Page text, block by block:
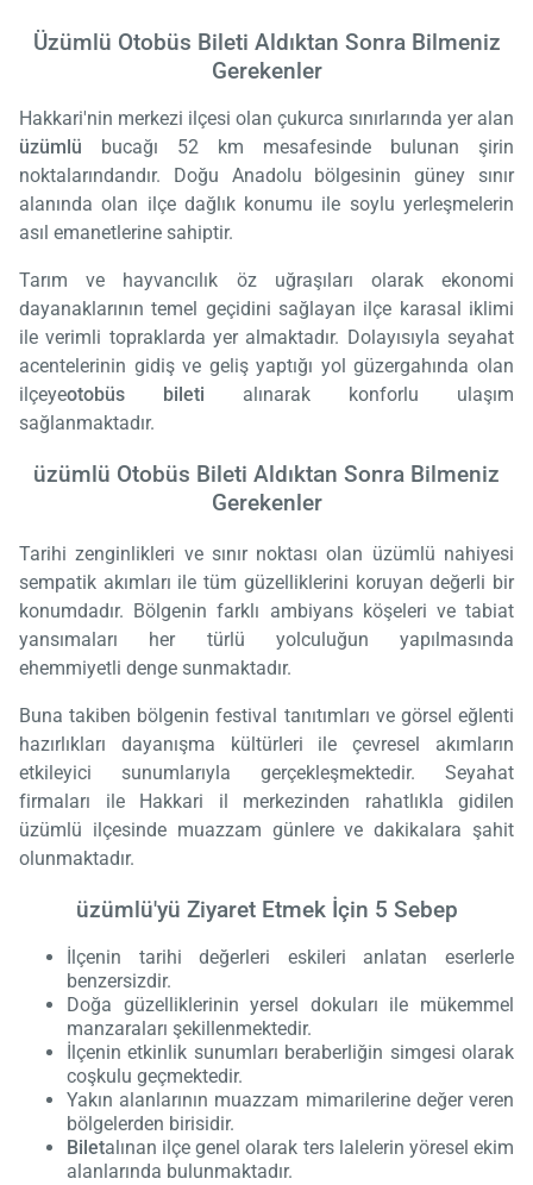
Üzümlü Otobüs Bileti Aldıktan Sonra Bilmeniz
Gerekenler
Hakkari'nin merkezi ilçesi olan çukurca sınırlarında yer alan
üzümlü bucağı 52 km mesafesinde bulunan şirin
noktalarındandır. Doğu Anadolu bölgesinin güney sınır
alanında olan ilçe dağlık konumu ile soylu yerleşmelerin
asıl emanetlerine sahiptir.
Tarım ve hayvancılık öz uğraşıları olarak ekonomi
dayanaklarının temel geçidini sağlayan ilçe karasal iklimi
ile verimli topraklarda yer almaktadır. Dolayısıyla seyahat
acentelerinin gidiş ve geliş yaptığı yol güzergahında olan
ilçeyeotobüs bileti alınarak konforlu ulaşım
sağlanmaktadır.
üzümlü Otobüs Bileti Aldıktan Sonra Bilmeniz
Gerekenler
Tarihi zenginlikleri ve sınır noktası olan üzümlü nahiyesi
sempatik akımları ile tüm güzelliklerini koruyan değerli bir
konumdadır. Bölgenin farklı ambiyans köşeleri ve tabiat
yansımaları her türlü yolculuğun yapılmasında
ehemmiyetli denge sunmaktadır.
Buna takiben bölgenin festival tanıtımları ve görsel eğlenti
hazırlıkları dayanışma kültürleri ile çevresel akımların
etkileyici sunumlarıyla gerçekleşmektedir. Seyahat
firmaları ile Hakkari il merkezinden rahatlıkla gidilen
üzümlü ilçesinde muazzam günlere ve dakikalara şahit
olunmaktadır.
üzümlü'yü Ziyaret Etmek İçin 5 Sebep
İlçenin tarihi değerleri eskileri anlatan eserlerle
benzersizdir.
Doğa güzelliklerinin yersel dokuları ile mükemmel
manzaraları şekillenmektedir.
İlçenin etkinlik sunumları beraberliğin simgesi olarak
coşkulu geçmektedir.
Yakın alanlarının muazzam mimarilerine değer veren
bölgelerden birisidir.
Biletalınan ilçe genel olarak ters lalelerin yöresel ekim
alanlarında bulunmaktadır.